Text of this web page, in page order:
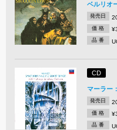
ベルリオ
発売日
価 格
品 番
CD
マーラー
発売日
価 格
品 番